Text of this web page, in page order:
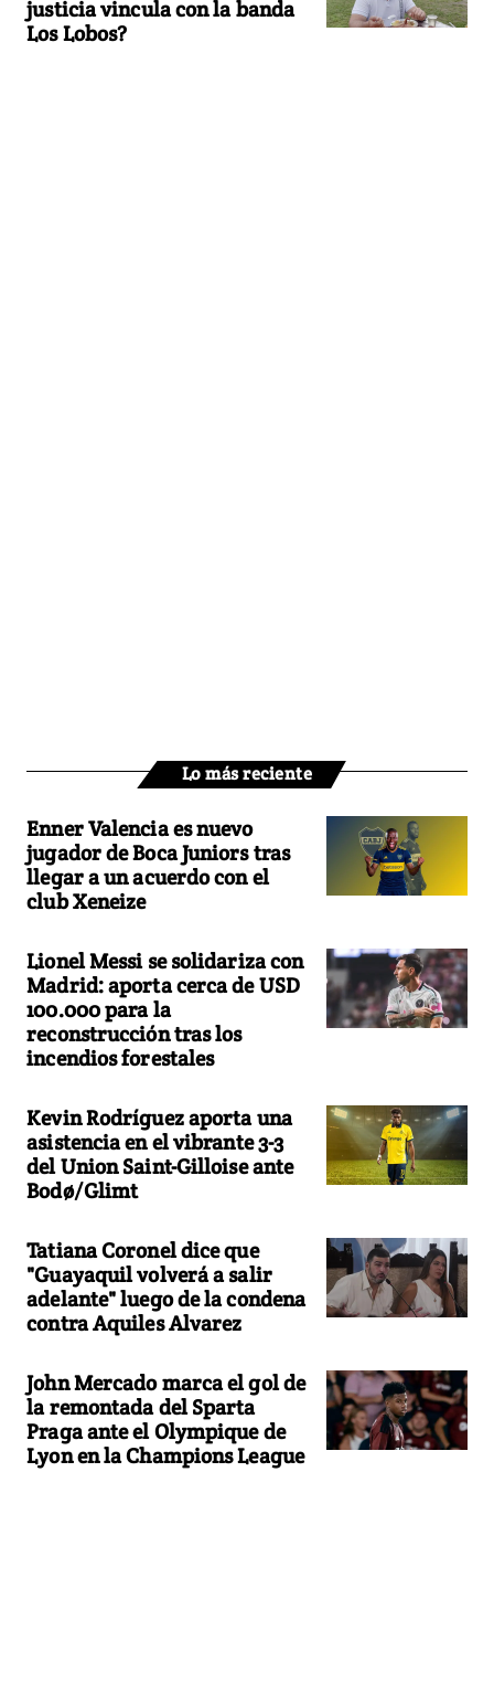
justicia vincula con la banda
Los Lobos?
Lo más reciente
Enner Valencia es nuevo
jugador de Boca Juniors tras
llegar a un acuerdo con el
club Xeneize
Lionel Messi se solidariza con
Madrid: aporta cerca de USD
100.000 para la
reconstrucción tras los
incendios forestales
Kevin Rodríguez aporta una
asistencia en el vibrante 3-3
del Union Saint-Gilloise ante
Bodø/Glimt
Tatiana Coronel dice que
"Guayaquil volverá a salir
adelante" luego de la condena
contra Aquiles Alvarez
John Mercado marca el gol de
la remontada del Sparta
Praga ante el Olympique de
Lyon en la Champions League